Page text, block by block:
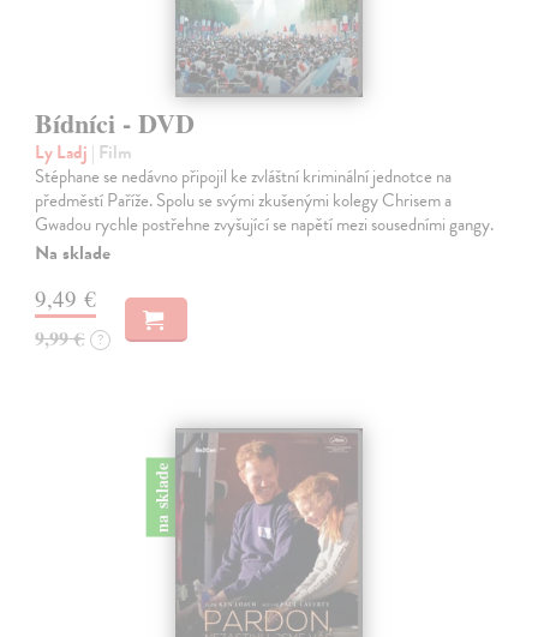
Bídníci - DVD
Ly Ladj | Film
Stéphane se nedávno připojil ke zvláštní kriminální jednotce na
předměstí Paříže. Spolu se svými zkušenými kolegy Chrisem a
Gwadou rychle postřehne zvyšující se napětí mezi sousedními gangy.
Na sklade
9,49 €
9,99 € ?
na sklade